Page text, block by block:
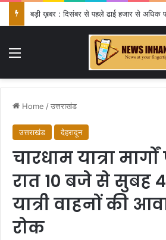
बड़ी ख़बर : दिसंबर से पहले ढाई हजार से अधिक
Menu
Home /उत्तराखंड
उत्तराखंड देहरादून
चारधाम यात्रा
रात 10 बजे से सुबह
यात्री वाहनों की
रोक